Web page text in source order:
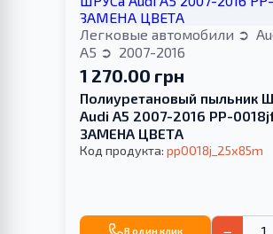
Легковые автомобили
A5
2007-2016
1 270.00 грн
Полиуретановый пыльник
Audi A5 2007-2016 PP-
ЗАМЕНА ЦВЕТА
Код продукта: pp0018j_25x85m
В один клик